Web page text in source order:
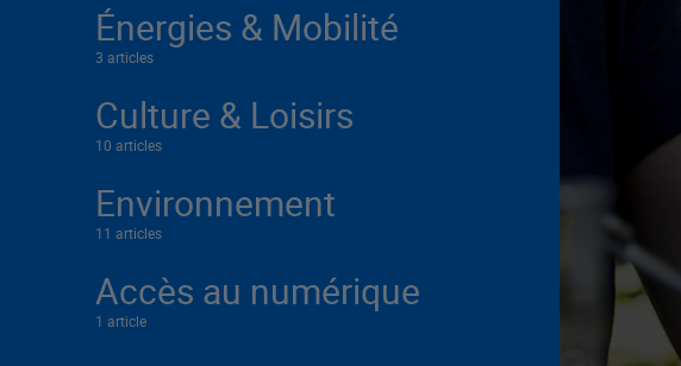
Énergies & Mobilité
3 articles
Culture & Loisirs
10 articles
Environnement
11 articles
Accès au numérique
1 article